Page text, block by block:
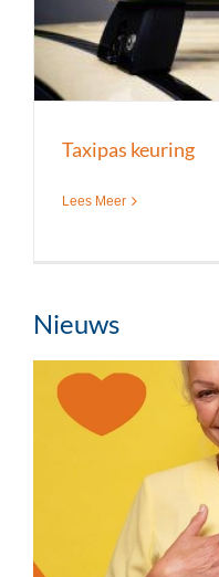
Taxipas keuring
Lees Meer
Nieuws